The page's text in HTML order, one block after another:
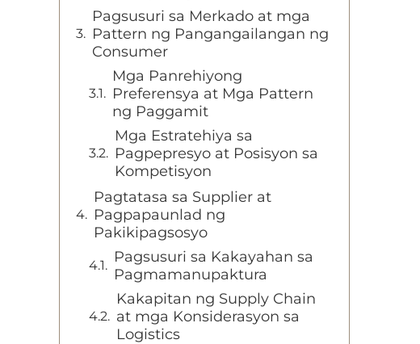
Pagsusuri sa Merkado at mga
Pattern ng Pangangailangan ng
Consumer
Mga Panrehiyong
Preferensya at Mga Pattern
ng Paggamit
Mga Estratehiya sa
Pagpepresyo at Posisyon sa
Kompetisyon
Pagtatasa sa Supplier at
Pagpapaunlad ng
Pakikipagsosyo
Pagsusuri sa Kakayahan sa
Pagmamanupaktura
Kakapitan ng Supply Chain
at mga Konsiderasyon sa
Logistics